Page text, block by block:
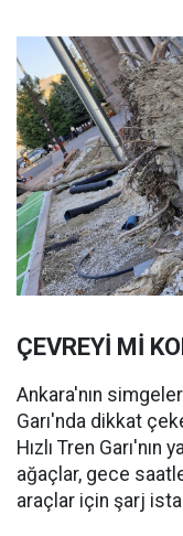
ÇEVREYİ Mİ
Ankara'nın
Garı'nda dikkat
Hızlı Tren
ağaçlar, gece
araçlar için şarj